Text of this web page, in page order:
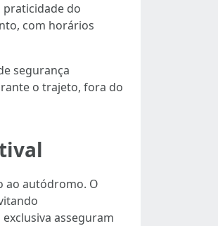
do
com horários
segurança
o trajeto, fora do
ao autódromo. O
asseguram